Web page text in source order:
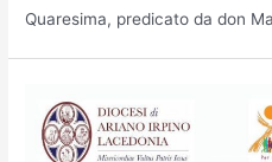
Quaresima, predicato da don